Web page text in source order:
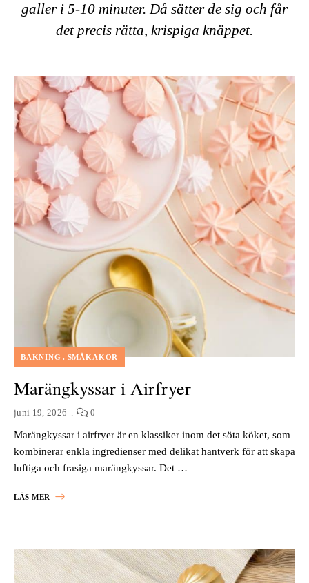
galler i 5-10 minuter. Då sätter de sig och får
det precis rätta, krispiga knäppet.
BAKNING SMÅKAKOR
Marängkyssar i Airfryer
juni 19, 2026 0
Marängkyssar i airfryer är en klassiker inom det söta köket, som
kombinerar enkla ingredienser med delikat hantverk för att skapa
luftiga och frasiga marängkyssar. Det …
LÄS MER